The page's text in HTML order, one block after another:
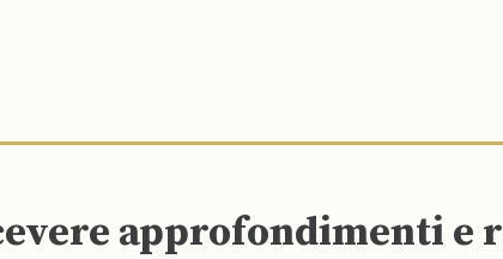
approfondimenti e